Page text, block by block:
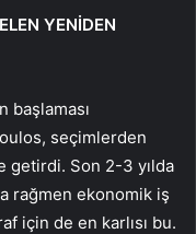
YENİDEN
başlaması
seçimlerden
getirdi. Son 2-3 yılda
rağmen ekonomik iş
için de en karlısı bu.